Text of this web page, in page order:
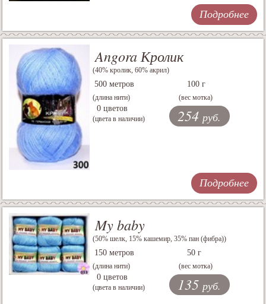
Подробнее
Angora Кролик
(40% кролик, 60% акрил)
500 метров
(длина нити)
100 г
(вес мотка)
0 цветов
(цвета в наличии) 254 руб.
Подробнее
My baby
(50% шелк, 15% кашемир, 35% пан (фибра))
150 метров
(длина нити)
50 г
(вес мотка)
0 цветов
(цвета в наличии) 135 руб.